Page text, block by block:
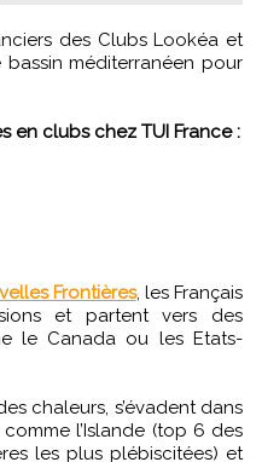
méditerranéen pour
en clubs chez TUI France :
Frontières, les Français
et partent vers des
le Canada ou les Etats-
chaleurs, s’évadent dans
l’Islande (top 6 des
les plus plébiscitées) et